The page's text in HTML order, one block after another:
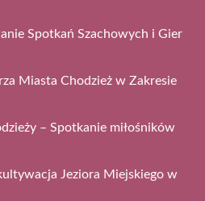
Spotkań Szachowych i Gier
Miasta Chodzież w Zakresie
– Spotkanie miłośników
Jeziora Miejskiego w